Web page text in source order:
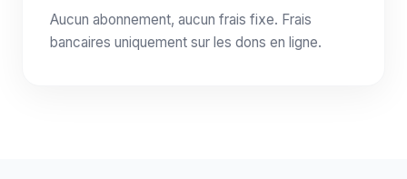
Aucun abonnement, aucun frais fixe. Frais
bancaires uniquement sur les dons en ligne.